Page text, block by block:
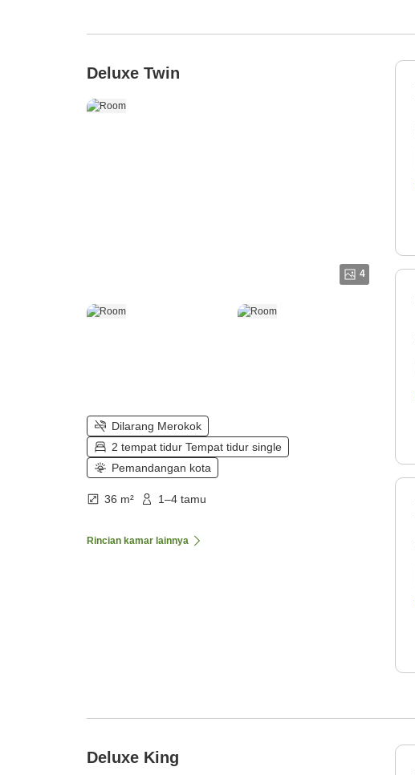
Deluxe Twin
4
Dilarang Merokok
2 tempat tidur Tempat tidur single
Pemandangan kota
36 m² 1–4 tamu
Rincian kamar lainnya
Deluxe King